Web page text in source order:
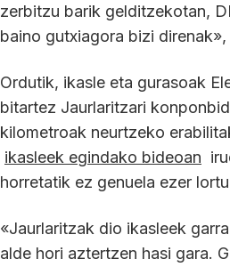
zerbitzu barik gelditzekotan,
baino gutxiagora bizi
Ordutik, ikasle eta gurasoak
bitartez Jaurlaritzari
kilometroak neurtzeko
ikasleek egindako bideoan
horretatik ez genuela ezer
«Jaurlaritzak dio ikasleek
alde hori aztertzen hasi gara.